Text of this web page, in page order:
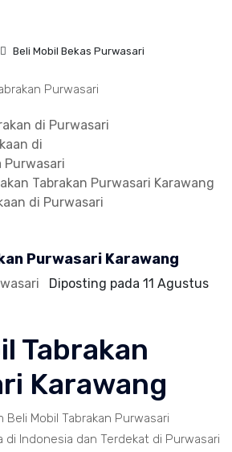
Beli Mobil Bekas Purwasari
Purwasari
di Purwasari
di
Purwasari
Tabrakan Purwasari Karawang
di Purwasari
Purwasari Karawang
Diposting pada 11 Agustus
Tabrakan
Karawang
Beli Mobil Tabrakan Purwasari
di Indonesia dan Terdekat di Purwasari